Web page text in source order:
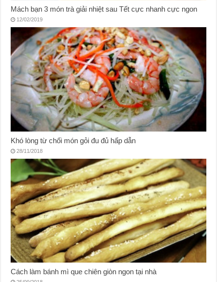
Mách bạn 3 món trà giải nhiệt sau Tết cực nhanh cực ngon
12/02/2019
Khó lòng từ chối món gỏi đu đủ hấp dẫn
28/11/2018
Cách làm bánh mì que chiên giòn ngon tại nhà